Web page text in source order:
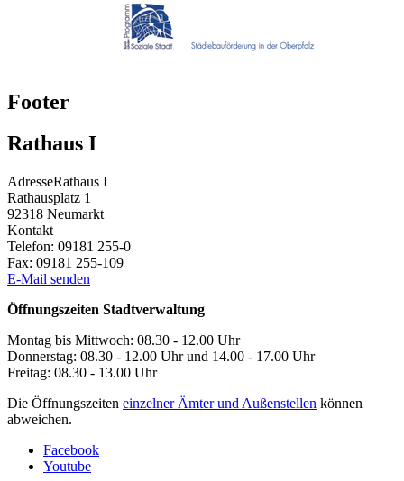
Footer
Rathaus I
AdresseRathaus I
Rathausplatz 1
92318 Neumarkt
Kontakt
Telefon: 09181 255-0
Fax: 09181 255-109
E-Mail senden
Öffnungszeiten Stadtverwaltung
Montag bis Mittwoch: 08.30 - 12.00 Uhr
Donnerstag: 08.30 - 12.00 Uhr und 14.00 - 17.00 Uhr
Freitag: 08.30 - 13.00 Uhr
Die Öffnungszeiten einzelner Ämter und Außenstellen können
abweichen.
Facebook
Youtube